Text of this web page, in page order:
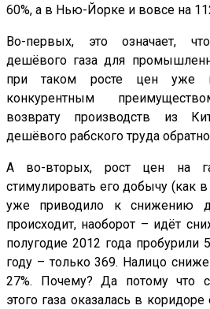
60%, а в Нью-Йорке и вовсе на
Во-первых, это означает,
дешёвого газа для
при таком росте цен уже
конкурентным
возврату производств из
дешёвого рабского труда
А во-вторых, рост цен на
стимулировать его добычу (как
уже приводило к снижению
происходит, наоборот – идёт
полугодие 2012 года пробурили
году – только 369. Налицо
27%. Почему? Да потому что
этого газа оказалась в